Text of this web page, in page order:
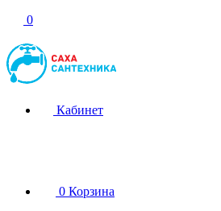
0
Кабинет
0 Корзина